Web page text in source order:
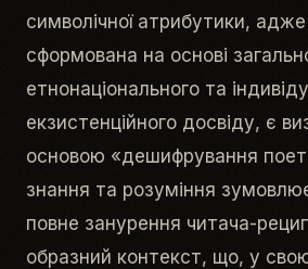
символічної атрибутики,
сформована на основі
етнонаціонального та
екзистенційного досвіду, є
основою «дешифрування
знання та розуміння
повне занурення читача-
образний контекст, що, у